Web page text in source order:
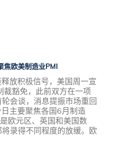
焦欧美制造业PMI
放积极信号，美国周一宣
豁免，此前双方在一项
会谈，消息提振市场重回
主要聚焦各国6月制造
欧元区、英国和美国数
录得不同程度的放缓。欧